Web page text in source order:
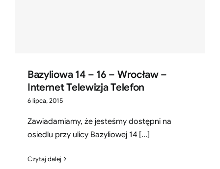
Bazyliowa 14 – 16 – Wrocław –
Internet Telewizja Telefon
6 lipca, 2015
Zawiadamiamy, że jesteśmy dostępni na
osiedlu przy ulicy Bazyliowej 14 [...]
Czytaj dalej